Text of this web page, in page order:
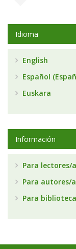
Idioma
English
Español
Euskara
Información
Para lectores/
Para autores/
Para